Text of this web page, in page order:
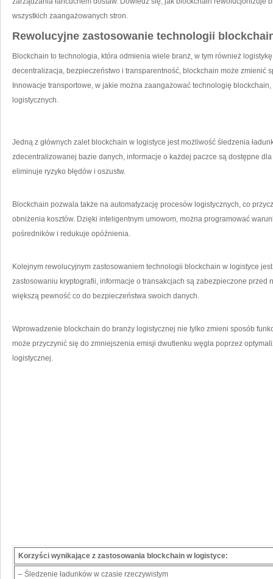
wszystkich zaangażowanych stron.
Rewolucyjne zastosowanie technologii​
Blockchain to technologia, która odmienia​ wiele branż, w‌ tym również
decentralizacja, bezpieczeństwo i transparentność, blockchain może zmienić
Innowacje ‍transportowe, w jakie można zaangażować technologię
logistycznych.
Jedną z głównych⁢ zalet blockchain w logistyce jest możliwość śledzenia
zdecentralizowanej bazie‍ danych, ⁣informacje o każdej paczce są dostępne
eliminuje‌ ryzyko błędów i oszustw.
Blockchain pozwala​ także na automatyzację ​procesów logistycznych, co
obniżenia kosztów.‍ Dzięki inteligentnym umowom, ​można programować
pośredników i redukuje opóźnienia.
Kolejnym rewolucyjnym zastosowaniem technologii blockchain w logistyce
zastosowaniu kryptografii,​ informacje o transakcjach są zabezpieczone ⁣przed
⁣większą pewność ‍co do bezpieczeństwa swoich danych.
Wprowadzenie blockchain do branży​ logistycznej ​nie tylko zmieni sposób
może⁣ przyczynić się do zmniejszenia emisji ⁤dwutlenku węgla poprzez
logistycznej.
Korzyści wynikające ⁣z zastosowania ‍blockchain w logistyce:
– ⁤Śledzenie ładunków‍ w czasie rzeczywistym